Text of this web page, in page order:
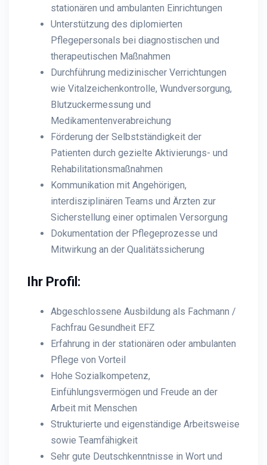
stationären und ambulanten Einrichtungen
Unterstützung des diplomierten
Pflegepersonals bei diagnostischen und
therapeutischen Maßnahmen
Durchführung medizinischer Verrichtungen
wie Vitalzeichenkontrolle, Wundversorgung,
Blutzuckermessung und
Medikamentenverabreichung
Förderung der Selbstständigkeit der
Patienten durch gezielte Aktivierungs- und
Rehabilitationsmaßnahmen
Kommunikation mit Angehörigen,
interdisziplinären Teams und Ärzten zur
Sicherstellung einer optimalen Versorgung
Dokumentation der Pflegeprozesse und
Mitwirkung an der Qualitätssicherung
Ihr Profil:
Abgeschlossene Ausbildung als Fachmann /
Fachfrau Gesundheit EFZ
Erfahrung in der stationären oder ambulanten
Pflege von Vorteil
Hohe Sozialkompetenz,
Einfühlungsvermögen und Freude an der
Arbeit mit Menschen
Strukturierte und eigenständige Arbeitsweise
sowie Teamfähigkeit
Sehr gute Deutschkenntnisse in Wort und